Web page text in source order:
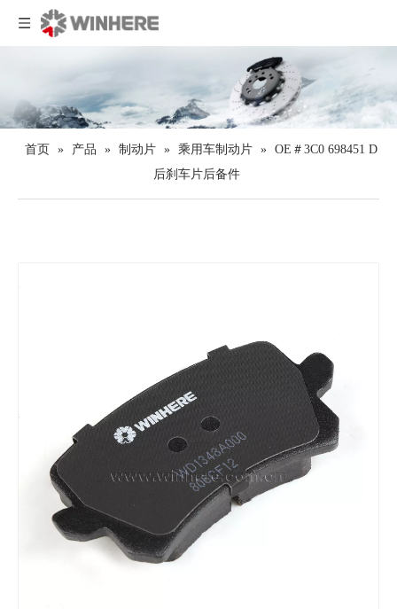
首页 » 产品 » 制动片 » 乘用车制动片 » OE＃3C0 698451 D
后刹车片后备件